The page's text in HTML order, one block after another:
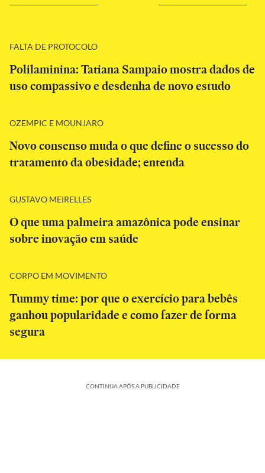
FALTA DE PROTOCOLO
Polilaminina: Tatiana Sampaio mostra dados de
uso compassivo e desdenha de novo estudo
OZEMPIC E MOUNJARO
Novo consenso muda o que define o sucesso do
tratamento da obesidade; entenda
GUSTAVO MEIRELLES
O que uma palmeira amazônica pode ensinar
sobre inovação em saúde
CORPO EM MOVIMENTO
Tummy time: por que o exercício para bebês
ganhou popularidade e como fazer de forma
segura
CONTINUA APÓS A PUBLICIDADE